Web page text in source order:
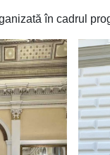
în cadrul